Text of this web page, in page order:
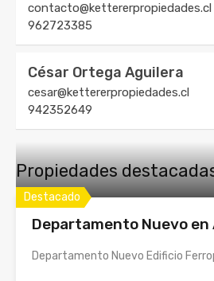
contacto@kettererpropiedades.cl
962723385
César Ortega Aguilera
cesar@kettererpropiedades.cl
942352649
Propiedades
Destacado
Departamento Nuevo
Departamento Nuevo Edificio